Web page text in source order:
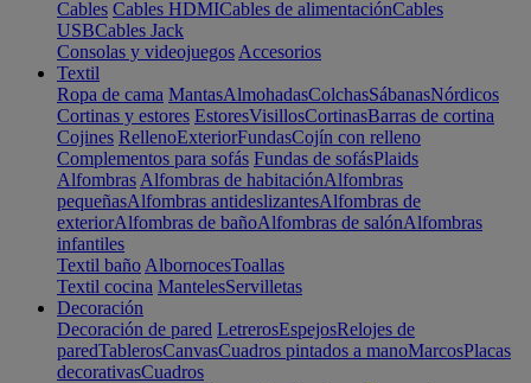
Cables Cables HDMICables de alimentaciónCables
USBCables Jack
Consolas y videojuegos Accesorios
Textil
Ropa de cama MantasAlmohadasColchasSábanasNórdicos
Cortinas y estores EstoresVisillosCortinasBarras de cortina
Cojines RellenoExteriorFundasCojín con relleno
Complementos para sofás Fundas de sofásPlaids
Alfombras Alfombras de habitaciónAlfombras
pequeñasAlfombras antideslizantesAlfombras de
exteriorAlfombras de bañoAlfombras de salónAlfombras
infantiles
Textil baño AlbornocesToallas
Textil cocina MantelesServilletas
Decoración
Decoración de pared LetrerosEspejosRelojes de
paredTablerosCanvasCuadros pintados a manoMarcosPlacas
decorativasCuadros